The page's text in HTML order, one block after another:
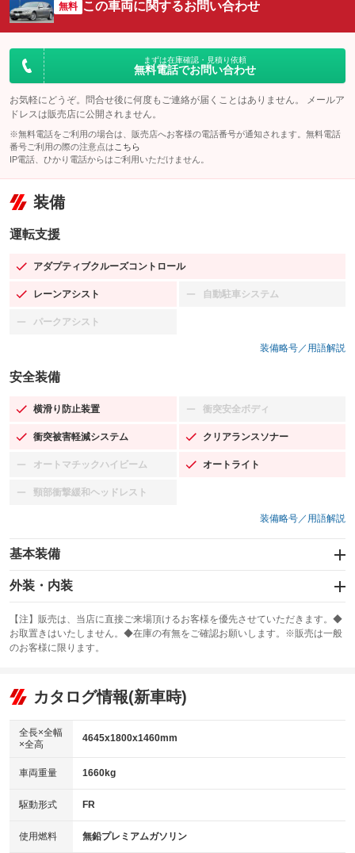
無料 この車両に関するお問い合わせ
まずは在庫確認・見積り依頼
無料電話でお問い合わせ
お気軽にどうぞ。問合せ後に何度もご連絡が届くことはありません。 メールア
ドレスは販売店に公開されません。
※無料電話をご利用の場合は、販売店へお客様の電話番号が通知されます。無料電話
番号ご利用の際の注意点は こちら
IP電話、ひかり電話からはご利用いただけません。
装備
運転支援
アダプティブクルーズコントロール
：装備あり
レーンアシスト
：装備あり 自動駐車システム
：装備なし
パークアシスト
：装備なし
装備略号／用語解説
安全装備
横滑り防止装置
：装備あり 衝突安全ボディ
：装備なし
衝突被害軽減システム
：装備あり クリアランスソナー
：装備あり
オートマチックハイビーム
：装備なし オートライト
：装備あり
頸部衝撃緩和ヘッドレスト
：装備なし
装備略号／用語解説
基本装備
エアバッグ：運転席/助手席/サイド
：装備あり
：装備なし
サンルーフ
：装備なし ABS
リフトアップ
：装備なし
：装備なし
パワーウィンドウ
アイドリングストップ
：装備あり
USB入力端子
：装備なし
100V電源
：装備なし
外装・内装
カーナビ：HDDナビ
：装備あり
TV：フルセグ
：装備あり
ビジュアル：-／DVD再生
：装備あり
アルミホイール：17インチ
：装備あり
HID(キセノンライト)
バックカメラ
【注】販売は、当店に直接ご来場頂けるお客様を優先させていただきます。◆
お取置きはいたしません。◆在庫の有無をご確認お願いします。※販売は一般
のお客様に限ります。
カタログ情報(新車時)
全長×全幅
×全高
4645x1800x1460mm
車両重量 1660kg
駆動形式 FR
使用燃料 無鉛プレミアムガソリン